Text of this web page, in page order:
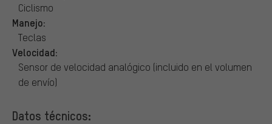
Ciclismo
Manejo:
Teclas
Velocidad:
Sensor de velocidad analógico (incluido en el volumen
de envío)
Datos técnicos: